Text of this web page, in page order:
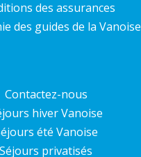
des assurances
des guides de la Vanoise
Contactez-nous
hiver Vanoise
été Vanoise
Séjours privatisés